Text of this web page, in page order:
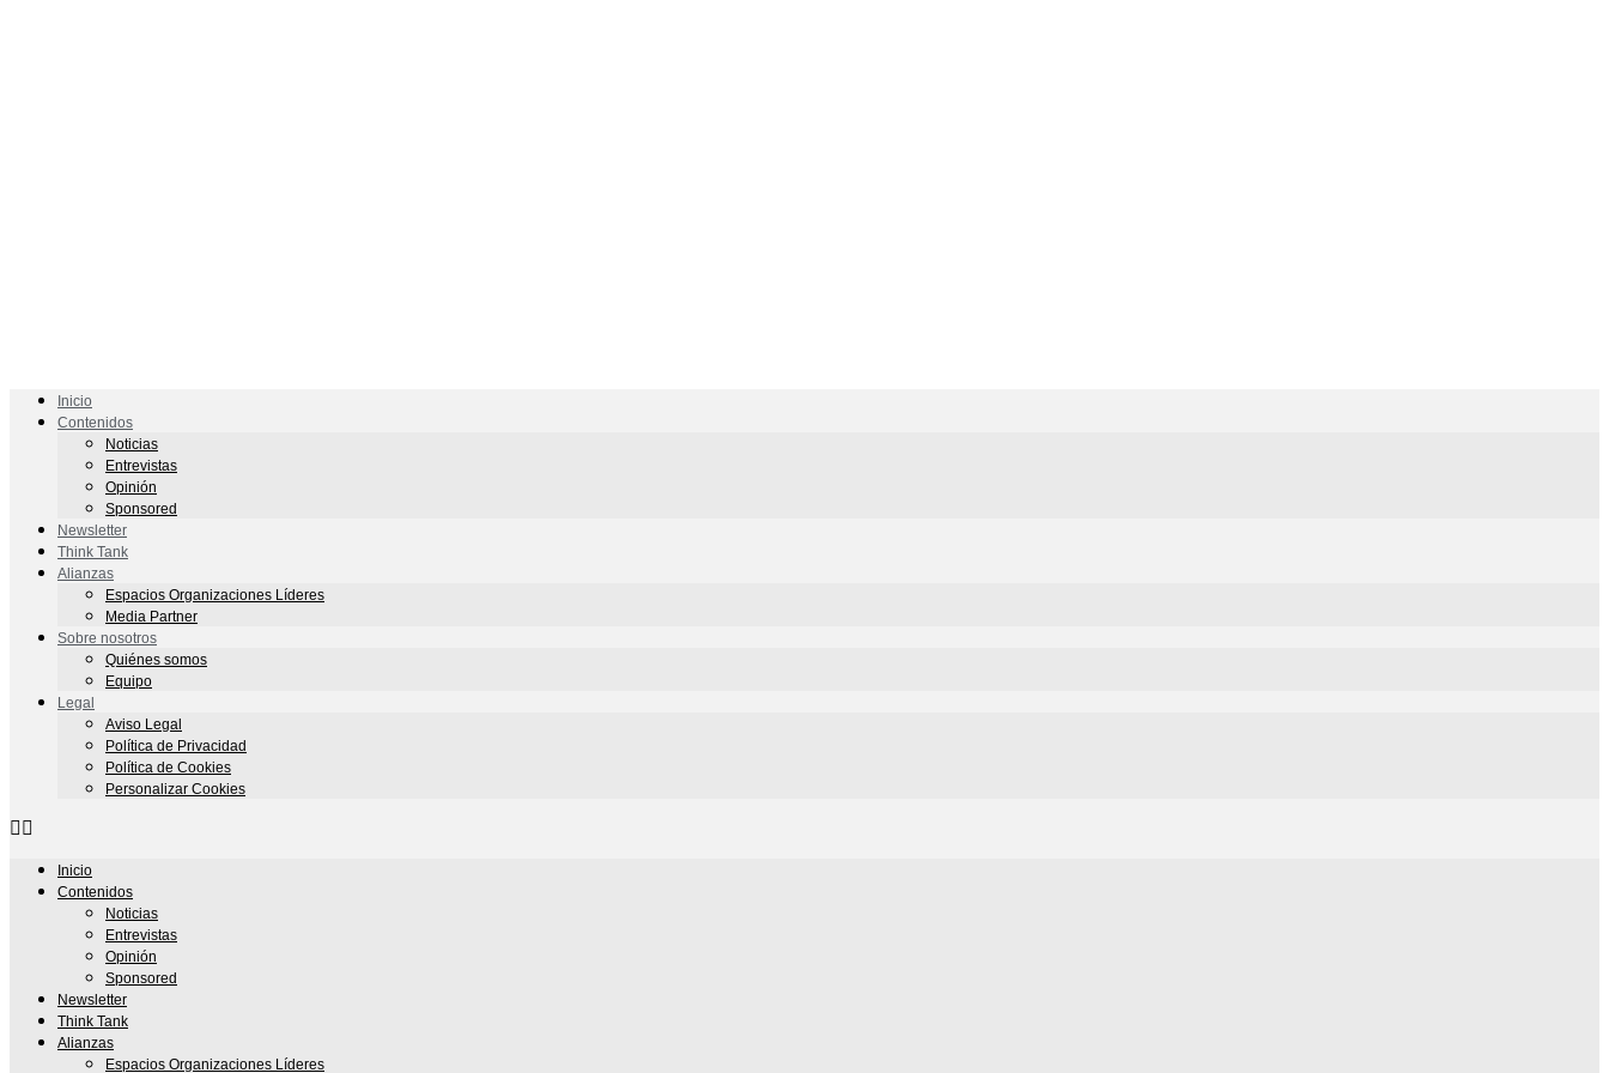
Inicio
Contenidos
Noticias
Entrevistas
Opinión
Sponsored
Newsletter
Think Tank
Alianzas
Espacios Organizaciones Líderes
Media Partner
Sobre nosotros
Quiénes somos
Equipo
Legal
Aviso Legal
Política de Privacidad
Política de Cookies
Personalizar Cookies
Inicio
Contenidos
Noticias
Entrevistas
Opinión
Sponsored
Newsletter
Think Tank
Alianzas
Espacios Organizaciones Líderes